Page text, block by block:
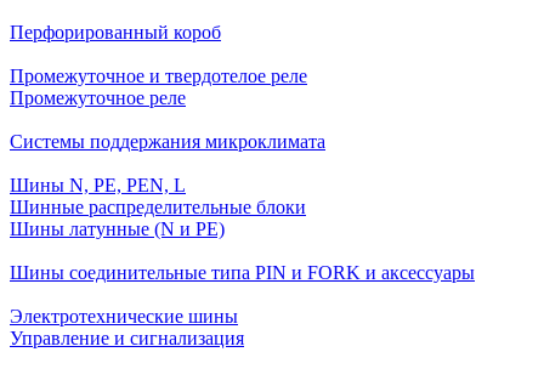
Перфорированный короб
Промежуточное и твердотелое реле
Промежуточное реле
Системы поддержания микроклимата
Шины N, PE, PEN, L
Шинные распределительные блоки
Шины латунные (N и PE)
Шины соединительные типа PIN и FORK и аксессуары
Электротехнические шины
Управление и сигнализация